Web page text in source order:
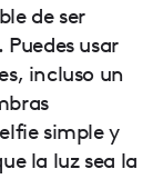
de ser
usar
incluso un
simple y
la luz sea la